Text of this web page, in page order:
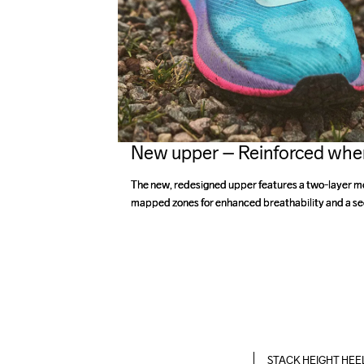
New upper – Reinforced
The new, redesigned upper features a two-layer
mapped zones for enhanced breathability and a
The new, redesigned upper features a two-layer
mapped zones for enhanced breathability and a
STACK HEIGHT